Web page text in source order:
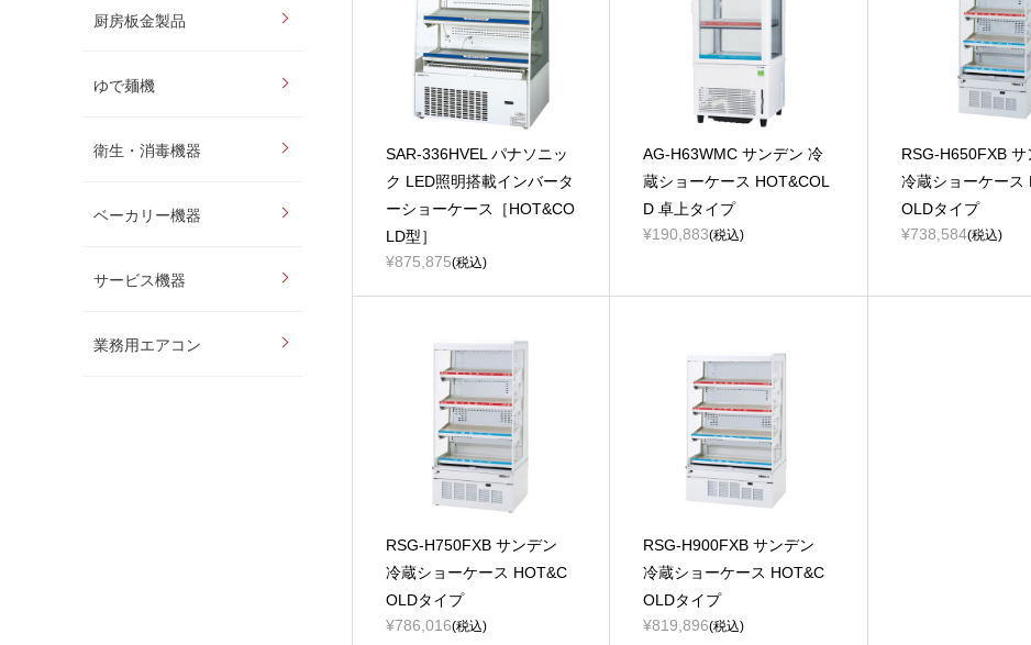
厨房板金製品
ゆで麺機
衛生・消毒機器
ベーカリー機器
サービス機器
業務用エアコン
SAR-336HVEL パナソニッ
ク LED照明搭載インバータ
ーショーケース［HOT&CO
LD型］
¥875,875(税込)
AG-H63WMC サンデン 冷
蔵ショーケース HOT&COL
D 卓上タイプ
¥190,883(税込)
RSG-H650FXB サ
冷蔵ショーケース
OLDタイプ
¥738,584(税込)
RSG-H750FXB サンデン
冷蔵ショーケース HOT&C
OLDタイプ
¥786,016(税込)
RSG-H900FXB サンデン
冷蔵ショーケース HOT&C
OLDタイプ
¥819,896(税込)